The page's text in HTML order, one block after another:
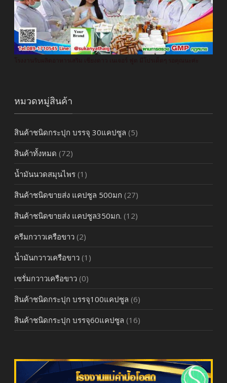
หมวดหมู่สินค้า
สินค้าชนิดกระปุก บรรจุ 30แคปซูล (5)
สินค้าทั้งหมด (72)
น้ำมันนวดสมุนไพร (1)
สินค้าชนิดขายส่ง แคปซูล 500มก (27)
สินค้าชนิดขายส่ง แคปซูล350มก. (12)
ครีมกวาวเครือขาว (2)
น้ำมันกวาวเครือขาว (1)
เซรั่มกวาวเครือขาว (0)
สินค้าชนิดกระปุก บรรจุ100แคปซูล (6)
สินค้าชนิดกระปุก บรรจุ60แคปซูล (16)